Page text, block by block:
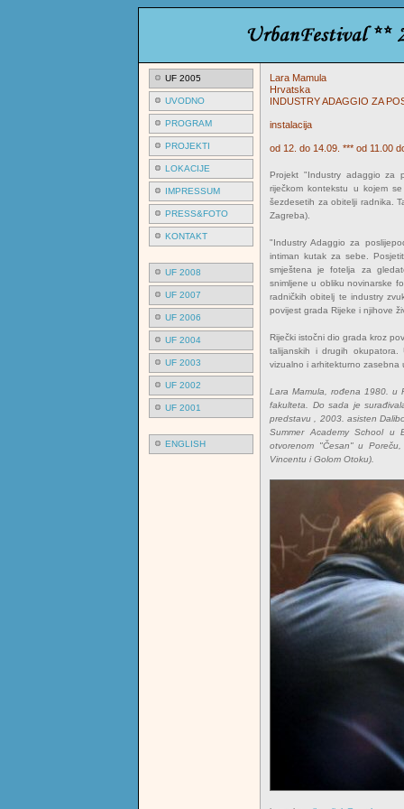
UF 2005
UVODNO
PROGRAM
PROJEKTI
LOKACIJE
IMPRESSUM
PRESS&FOTO
KONTAKT
UF 2008
UF 2007
UF 2006
UF 2004
UF 2003
UF 2002
UF 2001
ENGLISH
Lara Mamula
Hrvatska
INDUSTRY ADAGGIO ZA
instalacija
od 12. do 14.09. *** od 11.00
Projekt "Industry adaggio za
riječkom kontekstu u kojem
šezdesetih za obitelji radnika.
Zagreba).
"Industry Adaggio za
intiman kutak za sebe.
smještena je fotelja za
snimljene u obliku novinarske
radničkih obitelj te industry
povijest grada Rijeke i njihove
Riječki istočni dio grada kroz
talijanskih i drugih
vizualno i arhitekturno zasebna
Lara Mamula, rođena 1980. u
fakulteta. Do sada je
predstavu
, 2003. asisten
Summer Academy School u
otvorenom "Česan" u
Vincentu i Golom Otoku).